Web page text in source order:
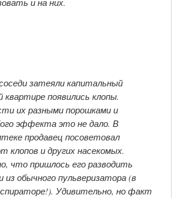
и на них.
затеяли капитальный
появились клопы.
их разными порошками и
эффекта это не дало. В
продавец посоветовал
клопов и других насекомых.
что пришлось его разводить
из обычного пульверизатора (в
Удивительно, но факт